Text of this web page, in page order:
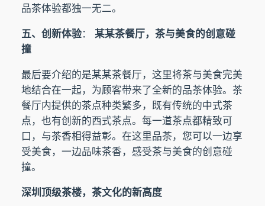
品茶体验都独一无二。
五、创新体验： 某某茶餐厅，茶与美食的创意碰
撞
最后要介绍的是某某茶餐厅，这里将茶与美食完美
地结合在一起，为顾客带来了全新的品茶体验。茶
餐厅内提供的茶点种类繁多，既有传统的中式茶
点，也有创新的西式茶点。每一道茶点都精致可
口，与茶香相得益彰。在这里品茶，您可以一边享
受美食，一边品味茶香，感受茶与美食的创意碰
撞。
深圳顶级茶楼，茶文化的新高度